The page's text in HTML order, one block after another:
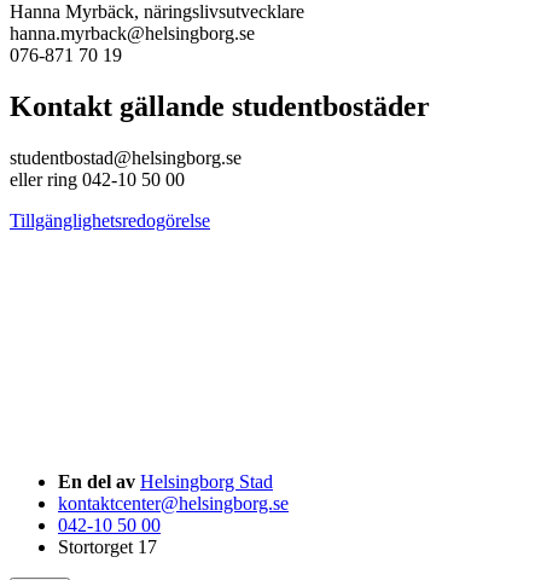
Hanna Myrbäck, näringslivsutvecklare
hanna.myrback@helsingborg.se
076-871 70 19
Kontakt gällande studentbostäder
studentbostad@helsingborg.se
eller ring 042-10 50 00
Tillgänglighetsredogörelse
En del av Helsingborg Stad
kontaktcenter@helsingborg.se
042-10 50 00
Stortorget 17